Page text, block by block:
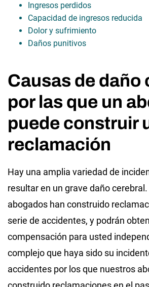
Ingresos perdidos
Capacidad de ingresos reducida
Dolor y sufrimiento
Daños punitivos
Causas de daño
por las que un
puede construir
reclamación
Hay una amplia variedad de
resultar en un grave daño
abogados han construido
serie de accidentes, y podrán
compensación para usted
complejo que haya sido su
accidentes por los que nuestros